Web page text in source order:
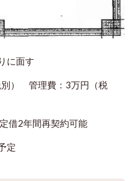
に面す
） 管理費：3万円（税
2年間再契約可能
定